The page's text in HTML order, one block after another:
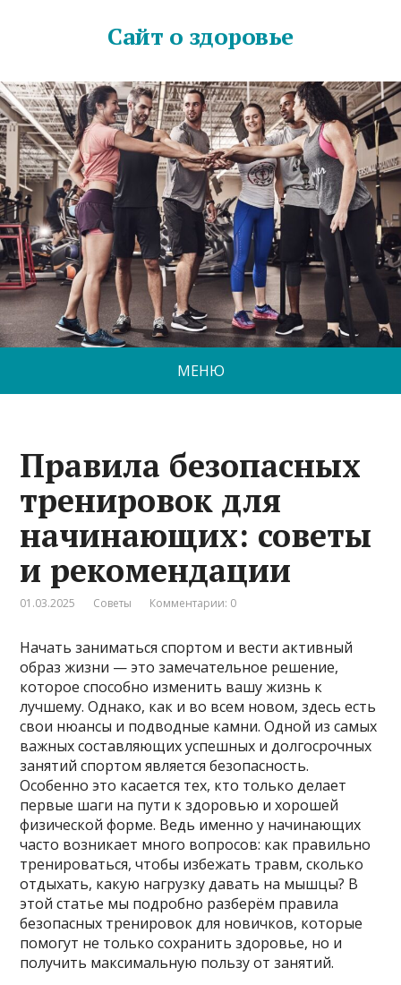
Сайт о здоровье
МЕНЮ
Правила безопасных
тренировок для
начинающих: советы
и рекомендации
01.03.2025 Советы Комментарии: 0
Начать заниматься спортом и вести активный
образ жизни — это замечательное решение,
которое способно изменить вашу жизнь к
лучшему. Однако, как и во всем новом, здесь есть
свои нюансы и подводные камни. Одной из самых
важных составляющих успешных и долгосрочных
занятий спортом является безопасность.
Особенно это касается тех, кто только делает
первые шаги на пути к здоровью и хорошей
физической форме. Ведь именно у начинающих
часто возникает много вопросов: как правильно
тренироваться, чтобы избежать травм, сколько
отдыхать, какую нагрузку давать на мышцы? В
этой статье мы подробно разберём правила
безопасных тренировок для новичков, которые
помогут не только сохранить здоровье, но и
получить максимальную пользу от занятий.